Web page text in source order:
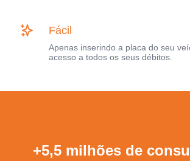
Fácil
Apenas inserindo a placa do seu
acesso a todos os seus débitos.
+5,5 milhões de